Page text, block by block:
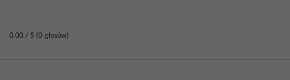
0.00 / 5 (0 głosów)